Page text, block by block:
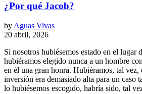
¿Por qué Jacob?
by Aguas Vivas
20 abril, 2026
Si nosotros hubiésemos estado en el lugar
hubiéramos elegido nunca a un hombre
en él una gran honra. Hubiéramos, tal vez,
inversión era demasiado alta para un caso
lo hubiésemos escogido, habría sido, tal